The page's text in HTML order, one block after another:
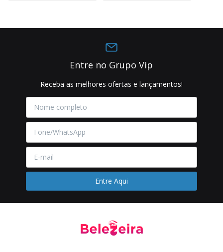
Entre no Grupo Vip
Receba as melhores ofertas e lançamentos!